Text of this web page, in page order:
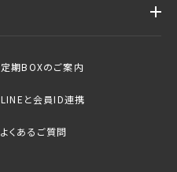
定期BOXのご案内
LINEと会員ID連携
よくあるご質問